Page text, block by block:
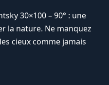
30×100 – 90° : une
la nature. Ne manquez
cieux comme jamais